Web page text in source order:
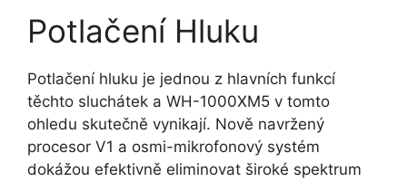
Potlačení Hluku
Potlačení hluku je jednou z hlavních funkcí
těchto sluchátek a WH-1000XM5 v tomto
ohledu skutečně vynikají. Nově navržený
procesor V1 a osmi-mikrofonový systém
dokážou efektivně eliminovat široké spektrum